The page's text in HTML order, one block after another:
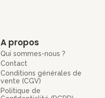
A propos
Qui sommes-nous ?
Contact
Conditions générales de
vente (CGV)
Politique de